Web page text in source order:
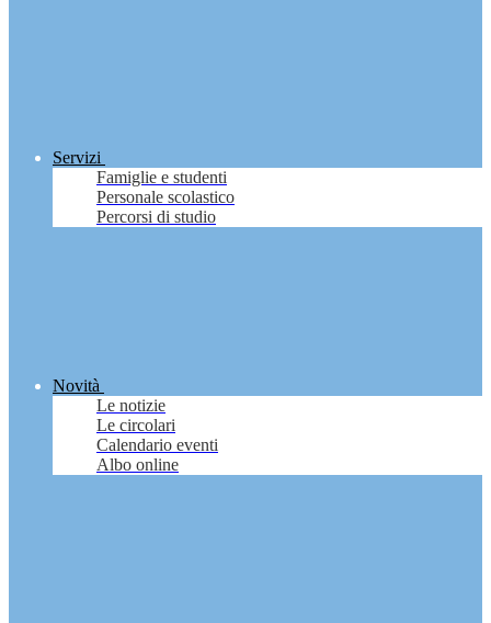
Servizi
Famiglie e studenti
Personale scolastico
Percorsi di studio
Novità
Le notizie
Le circolari
Calendario eventi
Albo online